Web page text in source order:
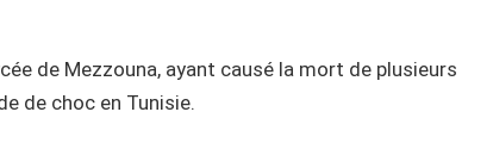
de Mezzouna, ayant causé la mort de plusieurs
de choc en Tunisie.